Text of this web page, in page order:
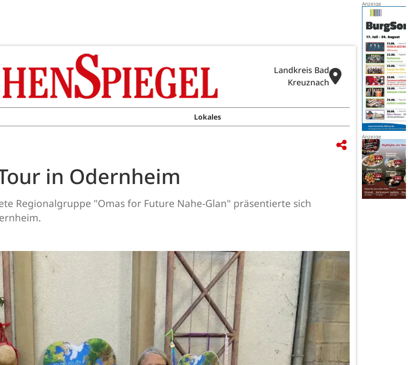
Landkreis Bad
Kreuznach
Lokales
in Odernheim
Regionalgruppe "Omas for Future Nahe-Glan" präsentierte sich